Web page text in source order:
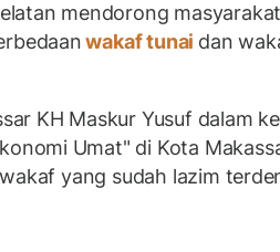
mendorong
wakaf tunai dan
KH Maskur Yusuf dalam
Umat" di Kota
yang sudah lazim